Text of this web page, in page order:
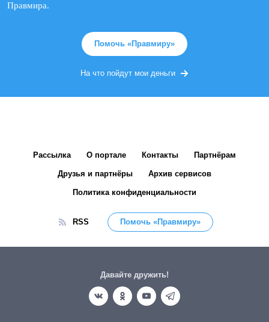
Правмира.
Помочь «Правмиру»
На что пойдут мои деньги
Рассылка О портале Контакты Партнёрам
Друзья и партнёры Архив сервисов
Политика конфиденциальности
RSS Помочь «Правмиру»
Давайте дружить!